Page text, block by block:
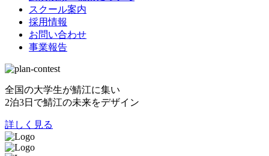
スクール案内
採用情報
お問い合わせ
事業報告
全国の大学生が鯖江に集い
2泊3日で鯖江の未来をデザイン
詳しく見る